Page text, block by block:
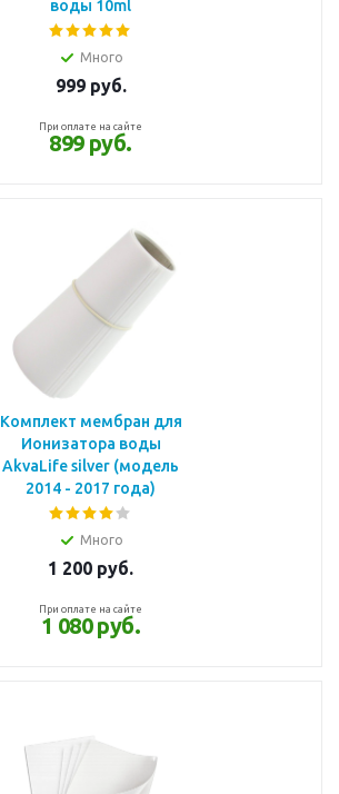
воды 10ml
Много
999руб.
При оплате на сайте
899 руб.
Комплект мембран для
Ионизатора воды
AkvaLife silver (модель
2014 - 2017 года)
Много
1 200 руб.
При оплате на сайте
1 080 руб.